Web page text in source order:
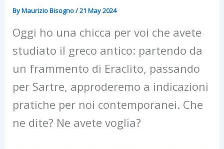
ByMaurizio Bisogno/21 May 2024
Oggi ho una chicca per voi che avete
studiato il greco antico: partendo da
un frammento di Eraclito, passando
per Sartre, approderemo a indicazioni
pratiche per noi contemporanei. Che
ne dite? Ne avete voglia?